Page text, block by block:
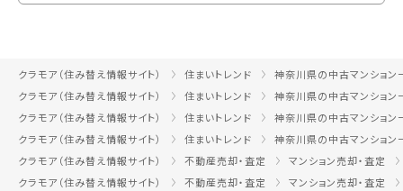
クラモア（住み替え情報サイト） 住まいトレンド
神奈川県の中古マンション
クラモア（住み替え情報サイト）
住まいトレンド
神奈川県の中古マンション
クラモア（住み替え情報サイト）
住まいトレンド
神奈川県の中古マンション
クラモア（住み替え情報サイト）
住まいトレンド
神奈川県の中古マンション
クラモア（住み替え情報サイト）
不動産売却・査定
マンション売却・査定
クラモア（住み替え情報サイト）
不動産売却・査定 マンション売却・査定